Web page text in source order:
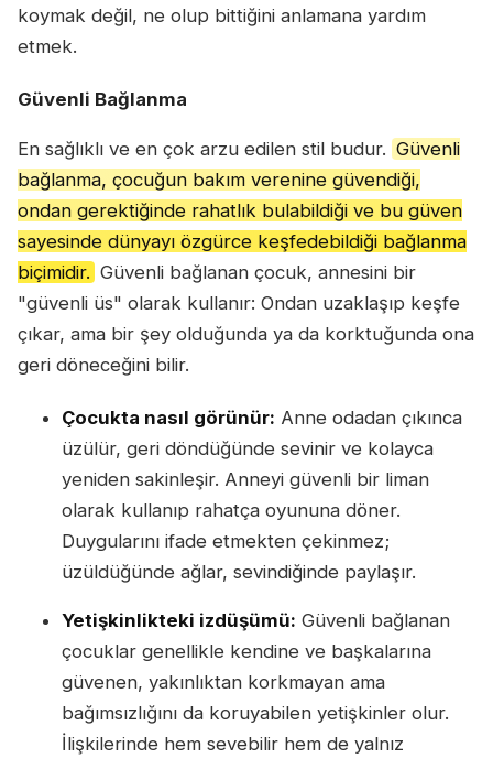
koymak değil, ne olup bittiğini anlamana yardım
etmek.
Güvenli Bağlanma
En sağlıklı ve en çok arzu edilen stil budur. Güvenli
bağlanma, çocuğun bakım verenine güvendiği,
ondan gerektiğinde rahatlık bulabildiği ve bu güven
sayesinde dünyayı özgürce keşfedebildiği bağlanma
biçimidir. Güvenli bağlanan çocuk, annesini bir
"güvenli üs" olarak kullanır: Ondan uzaklaşıp keşfe
çıkar, ama bir şey olduğunda ya da korktuğunda ona
geri döneceğini bilir.
Çocukta nasıl görünür: Anne odadan çıkınca
üzülür, geri döndüğünde sevinir ve kolayca
yeniden sakinleşir. Anneyi güvenli bir liman
olarak kullanıp rahatça oyununa döner.
Duygularını ifade etmekten çekinmez;
üzüldüğünde ağlar, sevindiğinde paylaşır.
Yetişkinlikteki izdüşümü: Güvenli bağlanan
çocuklar genellikle kendine ve başkalarına
güvenen, yakınlıktan korkmayan ama
bağımsızlığını da koruyabilen yetişkinler olur.
İlişkilerinde hem sevebilir hem de yalnız